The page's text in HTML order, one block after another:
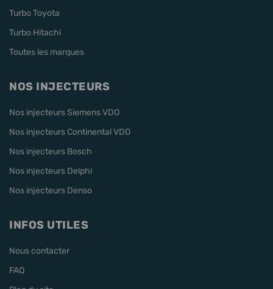
Turbo Toyota
Turbo Hitachi
Toutes les marques
NOS INJECTEURS
Nos injecteurs Siemens VDO
Nos injecteurs Continental VDO
Nos injecteurs Bosch
Nos injecteurs Delphi
Nos injecteurs Denso
INFOS UTILES
Nous contacter
FAQ